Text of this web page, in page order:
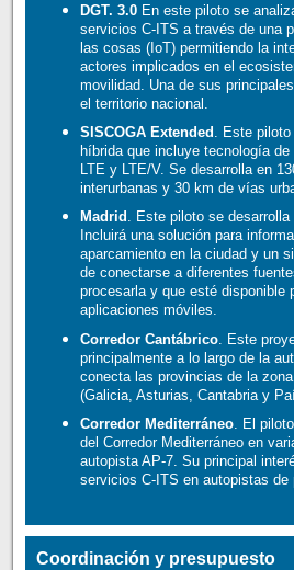
DGT. 3.0En este piloto se
servicios C-ITS a través de una
las cosas (IoT) permitiendo la
actores implicados en el
movilidad. Una de sus
el territorio nacional.
SISCOGA Extended . Este piloto
híbrida que incluye tecnología
LTE y LTE/V. Se desarrolla en
interurbanas y 30 km de vías
Madrid . Este piloto se desarrolla
Incluirá una solución para
aparcamiento en la ciudad y un
de conectarse a diferentes
procesarla y que esté disponible
aplicaciones móviles.
Corredor Cantábrico. Este
principalmente a lo largo de la
conecta las provincias de la
(Galicia, Asturias, Cantabria y
Corredor Mediterráneo. El
del Corredor Mediterráneo en
autopista AP-7. Su principal
servicios C-ITS en autopistas de
Coordinación y presupuesto